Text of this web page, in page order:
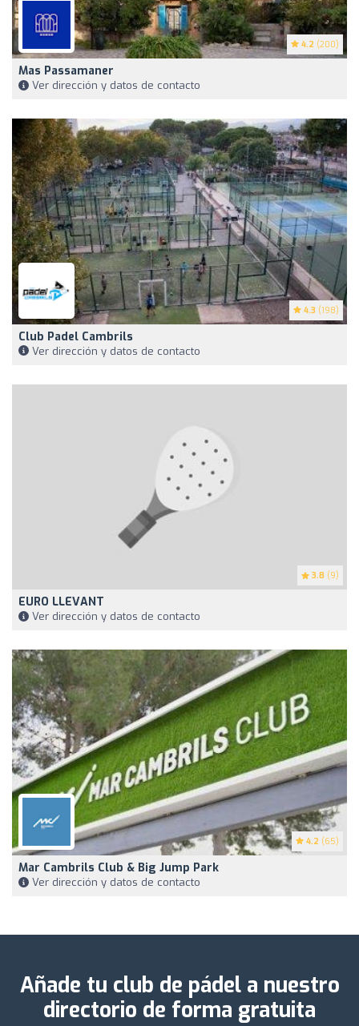
4.2 (200)
Mas Passamaner
Ver dirección y datos de contacto
4.3 (198)
Club Padel Cambrils
Ver dirección y datos de contacto
3.8 (9)
EURO LLEVANT
Ver dirección y datos de contacto
4.2 (65)
Mar Cambrils Club & Big Jump Park
Ver dirección y datos de contacto
Añade tu club de pádel a nuestro
directorio de forma gratuita